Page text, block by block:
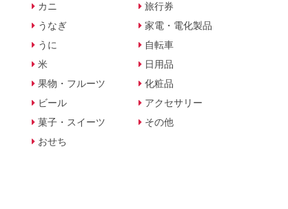
カニ
うなぎ
うに
米
果物・フルーツ
ビール
菓子・スイーツ
おせち
旅行券
家電・電化製品
自転車
日用品
化粧品
アクセサリー
その他